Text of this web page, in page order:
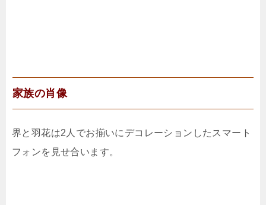
家族の肖像
界と羽花は2人でお揃いにデコレーションしたスマート
フォンを見せ合います。